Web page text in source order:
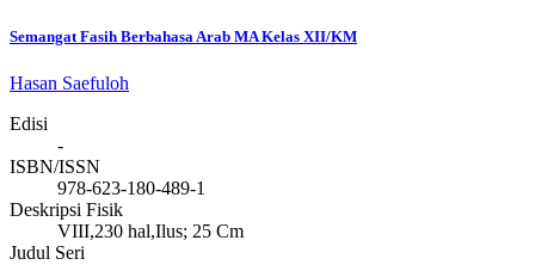
Semangat Fasih Berbahasa Arab MA Kelas XII/KM
Hasan Saefuloh
Edisi
-
ISBN/ISSN
978-623-180-489-1
Deskripsi Fisik
VIII,230 hal,Ilus; 25 Cm
Judul Seri